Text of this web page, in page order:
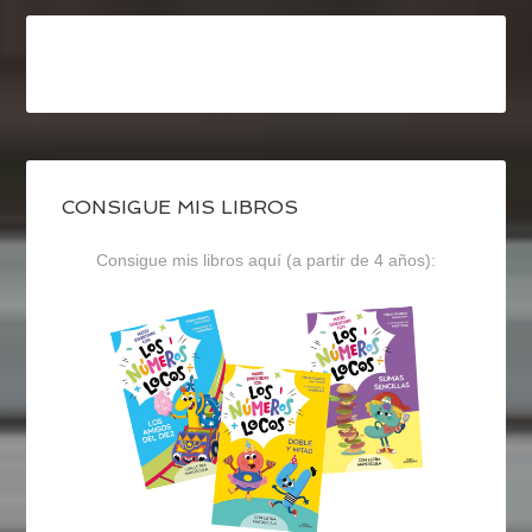
CONSIGUE MIS LIBROS
Consigue mis libros aquí (a partir de 4 años):